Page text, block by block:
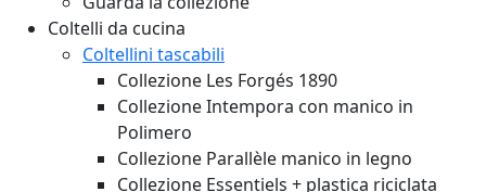
Coltelli da cucina
Coltellini tascabili
Collezione Les Forgés 1890
Collezione Intempora con manico in
Polimero
Collezione Parallèle manico in legno
Collezione Essentiels + plastica riciclata